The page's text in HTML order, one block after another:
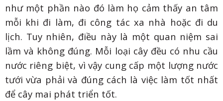
như một phần nào đó làm họ cảm thấy an tâm
mỗi khi đi làm, đi công tác xa nhà hoặc đi du
lịch. Tuy nhiên, điều này là một quan niệm sai
lầm và không đúng. Mỗi loại cây đều có nhu cầu
nước riêng biệt, vì vậy cung cấp một lượng nước
tưới vừa phải và đúng cách là việc làm tốt nhất
để cây mai phát triển tốt.